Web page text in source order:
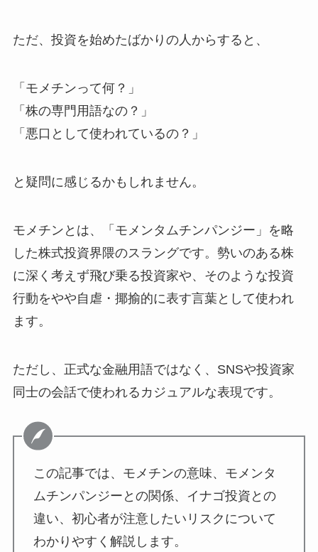
ただ、投資を始めたばかりの人からすると、
「モメチンって何？」
「株の専門用語なの？」
「悪口として使われているの？」
と疑問に感じるかもしれません。
モメチンとは、「モメンタムチンパンジー」を略
した株式投資界隈のスラングです。勢いのある株
に深く考えず飛び乗る投資家や、そのような投資
行動をやや自虐・揶揄的に表す言葉として使われ
ます。
ただし、正式な金融用語ではなく、SNSや投資家
同士の会話で使われるカジュアルな表現です。
この記事では、モメチンの意味、モメンタ
ムチンパンジーとの関係、イナゴ投資との
違い、初心者が注意したいリスクについて
わかりやすく解説します。